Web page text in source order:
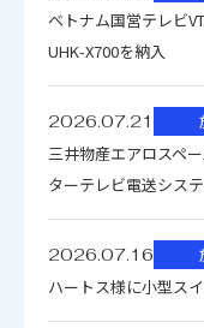
GAIN
-
1/
1/
ベトナム国営テレビ
UHK-X700を納入
2026.07.21
三井物産エアロスペ
ターテレビ電送シス
2026.07.16
ハートス様に小型ス